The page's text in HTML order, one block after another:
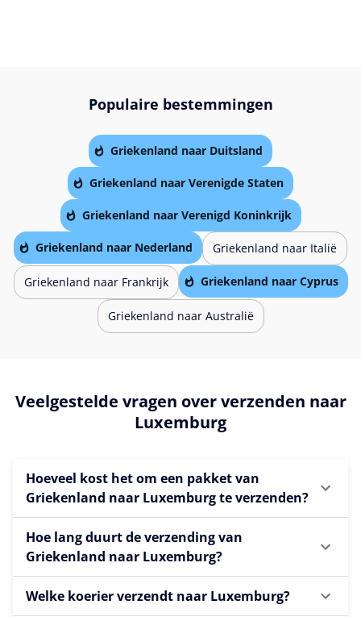
Populaire bestemmingen
Griekenland naar Duitsland
Griekenland naar Verenigde Staten
Griekenland naar Verenigd Koninkrijk
Griekenland naar Nederland Griekenland naar Italië
Griekenland naar Frankrijk Griekenland naar Cyprus
Griekenland naar Australië
Veelgestelde vragen over verzenden naar
Luxemburg
Hoeveel kost het om een pakket van
Griekenland naar Luxemburg te verzenden?
Hoe lang duurt de verzending van
Griekenland naar Luxemburg?
Welke koerier verzendt naar Luxemburg?